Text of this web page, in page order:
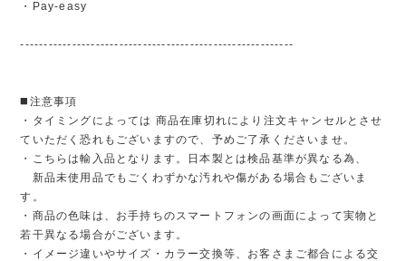
・Pay-easy
----------------------------------------------------------
◼️注意事項
・タイミングによっては 商品在庫切れにより注文キャンセルとさせ
ていただく恐れもございますので、予めご了承くださいませ。
・こちらは輸入品となります。日本製とは検品基準が異なる為、
新品未使用品でもごくわずかな汚れや傷がある場合もございま
す。
・商品の色味は、お手持ちのスマートフォンの画面によって実物と
若干異なる場合がございます。
・イメージ違いやサイズ・カラー交換等、お客さまご都合による交